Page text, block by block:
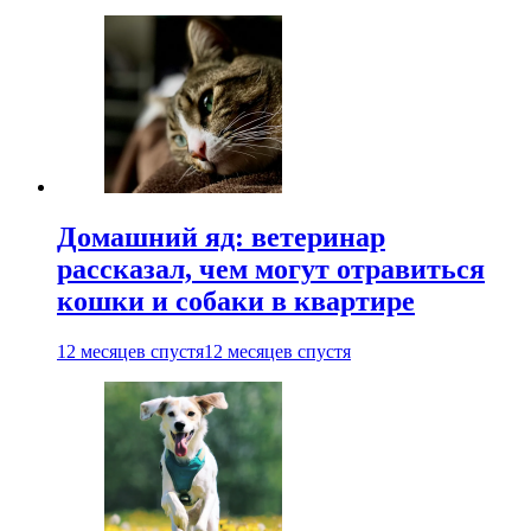
Домашний яд: ветеринар
рассказал, чем могут отравиться
кошки и собаки в квартире
12 месяцев спустя12 месяцев спустя